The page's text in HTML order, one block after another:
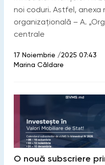
noi coduri. Astfel, anexa
organizațională – A.
centrale
17 Noiembrie /2025 07:43
Marina Căldare
O nouă subscriere